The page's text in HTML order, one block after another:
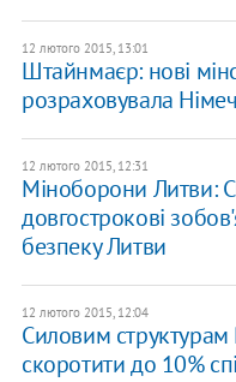
12 лютого 2015, 13:01
Штайнмаєр: нові
розраховувала
12 лютого 2015, 12:31
Міноборони Литви:
довгострокові
безпеку Литви
12 лютого 2015, 12:04
Силовим структурам
скоротити до 10%